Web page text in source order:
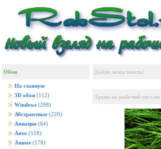
Обои
На главную
3D обои (112)
Windows (298)
Абстрактные (220)
Авиация (64)
Авто (518)
Аниме (178)
Добро пожаловать!
Трава на рабочий стол